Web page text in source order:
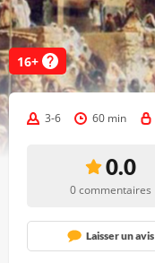
16+
3-6 60 min
0.0
0 commentaires
Laisser un avis